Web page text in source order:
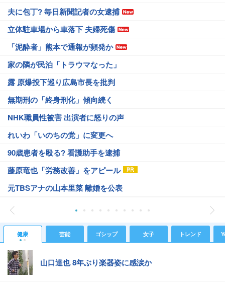
夫に包丁? 毎日新聞記者の女逮捕
立体駐車場から車落下 夫婦死傷
「泥酔者」熊本で通報が頻発か
家の隣が民泊「トラウマなった」
露 原爆投下巡り広島市長を批判
無期刑の「終身刑化」傾向続く
NHK職員性被害 出演者に怒りの声
れいわ「いのちの党」に変更へ
90歳患者を殴る? 看護助手を逮捕
藤原竜也「労務改善」をアピール
元TBSアナの山本里菜 離婚を公表
健康 芸能 ゴシップ 女子 トレンド
山口達也 8年ぶり楽器姿に感涙か